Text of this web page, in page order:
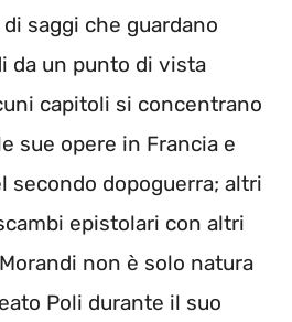
saggi che guardano
da un punto di vista
capitoli si concentrano
sue opere in Francia e
secondo dopoguerra; altri
epistolari con altri
non è solo natura
Poli durante il suo